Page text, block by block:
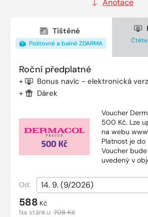
Anotace
Tištěné
Poštovné a balné ZDARMA
Roční předplatné
+ Bonus navíc - elektronická
+ Dárek
Voucher
500 Kč. Lze
na webu
Platnost je do
Voucher
uvedený v
Od:
588 Kč
Na stánku:708 Kč